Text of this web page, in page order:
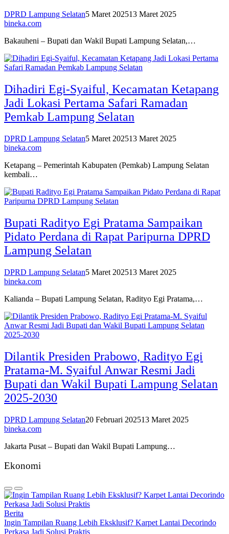
DPRD Lampung Selatan5 Maret 202513 Maret 2025
bineka.com
Bakauheni – Bupati dan Wakil Bupati Lampung Selatan,…
Dihadiri Egi-Syaiful, Kecamatan Ketapang
Jadi Lokasi Pertama Safari Ramadan
Pemkab Lampung Selatan
DPRD Lampung Selatan5 Maret 202513 Maret 2025
bineka.com
Ketapang – Pemerintah Kabupaten (Pemkab) Lampung Selatan
kembali…
Bupati Radityo Egi Pratama Sampaikan
Pidato Perdana di Rapat Paripurna DPRD
Lampung Selatan
DPRD Lampung Selatan5 Maret 202513 Maret 2025
bineka.com
Kalianda – Bupati Lampung Selatan, Radityo Egi Pratama,…
Dilantik Presiden Prabowo, Radityo Egi
Pratama-M. Syaiful Anwar Resmi Jadi
Bupati dan Wakil Bupati Lampung Selatan
2025-2030
DPRD Lampung Selatan20 Februari 202513 Maret 2025
bineka.com
Jakarta Pusat – Bupati dan Wakil Bupati Lampung…
Ekonomi
Berita
Ingin Tampilan Ruang Lebih Eksklusif? Karpet Lantai Decorindo
Perkasa Jadi Solusi Praktis